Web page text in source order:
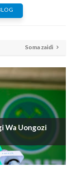
Soma zaidi
Wa Uongozi